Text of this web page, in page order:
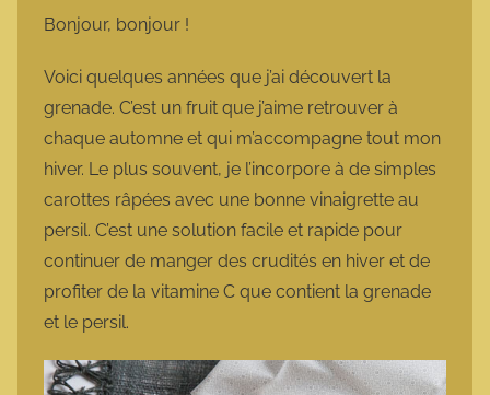
m
o
t
t
e
Bonjour, bonjour !
Voici quelques années que j’ai découvert la
grenade. C’est un fruit que j’aime retrouver à
chaque automne et qui m’accompagne tout mon
hiver. Le plus souvent, je l’incorpore à de simples
carottes râpées avec une bonne vinaigrette au
persil. C’est une solution facile et rapide pour
continuer de manger des crudités en hiver et de
profiter de la vitamine C que contient la grenade
et le persil.